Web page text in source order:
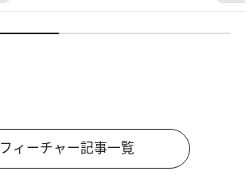
フィーチャー記事一覧